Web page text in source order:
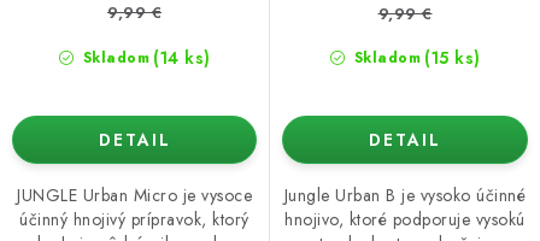
Skladom (14 ks)
9,99 €
DETAIL
JUNGLE Urban Micro je vysoce
účinný hnojivý prípravok, ktorý
Skladom (15 ks)
9,99 €
DETAIL
Jungle Urban B je vysoko účinné
hnojivo, ktoré podporuje vysokú